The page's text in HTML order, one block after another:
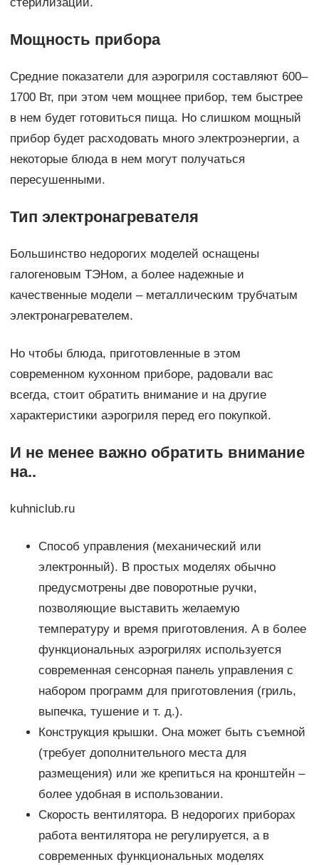
стерилизации.
Мощность прибора
Средние показатели для аэрогриля составляют 600–
1700 Вт, при этом чем мощнее прибор, тем быстрее
в нем будет готовиться пища. Но слишком мощный
прибор будет расходовать много электроэнергии, а
некоторые блюда в нем могут получаться
пересушенными.
Тип электронагревателя
Большинство недорогих моделей оснащены
галогеновым ТЭНом, а более надежные и
качественные модели – металлическим трубчатым
электронагревателем.
Но чтобы блюда, приготовленные в этом
современном кухонном приборе, радовали вас
всегда, стоит обратить внимание и на другие
характеристики аэрогриля перед его покупкой.
И не менее важно обратить внимание
на..
kuhniclub.ru
Способ управления (механический или
электронный). В простых моделях обычно
предусмотрены две поворотные ручки,
позволяющие выставить желаемую
температуру и время приготовления. А в более
функциональных аэрогрилях используется
современная сенсорная панель управления с
набором программ для приготовления (гриль,
выпечка, тушение и т. д.).
Конструкция крышки. Она может быть съемной
(требует дополнительного места для
размещения) или же крепиться на кронштейн –
более удобная в использовании.
Скорость вентилятора. В недорогих приборах
работа вентилятора не регулируется, а в
современных функциональных моделях